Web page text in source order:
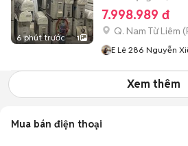
6 phút trước 1
7.998.989 đ
Q. Nam Từ Liêm (
E Lê 286 Nguyễn
Xem thêm
Mua bán điện thoại